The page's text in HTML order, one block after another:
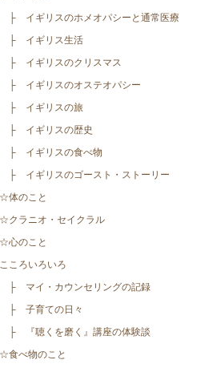
イギリスのホメオパシーと通常医療
イギリス生活
イギリスのクリスマス
イギリスのオステオパシー
イギリスの旅
イギリスの歴史
イギリスの食べ物
イギリスのゴースト・ストーリー
体のこと
クラニオ・セイクラル
心のこと
ころいろいろ
マイ・カウンセリングの記録
子育ての日々
『聴くを磨く』講座の体験談
食べ物のこと